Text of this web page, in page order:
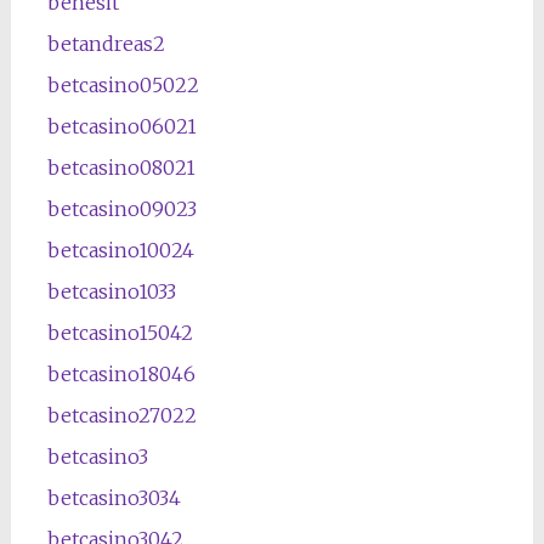
betandreas2
betcasino05022
betcasino06021
betcasino08021
betcasino09023
betcasino10024
betcasino1033
betcasino15042
betcasino18046
betcasino27022
betcasino3
betcasino3034
betcasino3042